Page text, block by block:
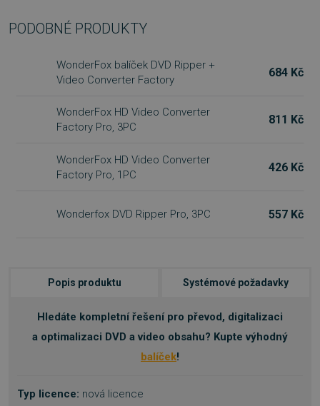
PODOBNÉ PRODUKTY
WonderFox balíček DVD Ripper +
Video Converter Factory
684 Kč
WonderFox HD Video Converter
Factory Pro, 3PC
811 Kč
WonderFox HD Video Converter
Factory Pro, 1PC
426 Kč
Wonderfox DVD Ripper Pro, 3PC 557 Kč
Popis produktu Systémové požadavky
Hledáte kompletní řešení pro převod, digitalizaci
a optimalizaci DVD a video obsahu? Kupte výhodný
balíček!
Typ licence: nová licence